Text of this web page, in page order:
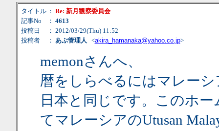
タイトル ： Re: 新月観察委員会
記事No
： 4613
投稿日
： 2012/03/29(Thu) 11:52
投稿者
： あぶ管理人 <akira_hamanaka@yahoo.co.jp>
memonさんへ、
暦をしらべるにはマレー
日本と同じです。このホ
てマレーシアのUtusan